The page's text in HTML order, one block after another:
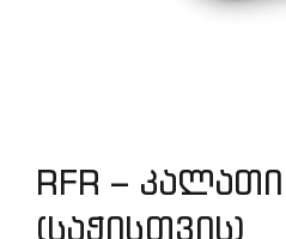
RFR – კალათი
(საჭისთვის)